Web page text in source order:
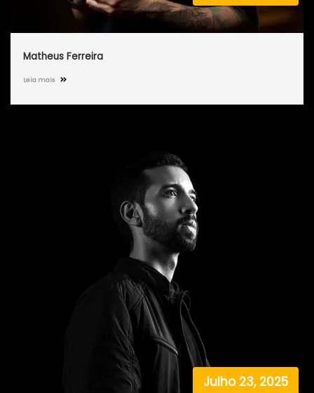
Matheus Ferreira
Leia mais
Julho 23, 2025